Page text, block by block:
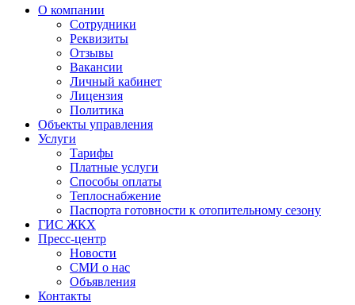
О компании
Сотрудники
Реквизиты
Отзывы
Вакансии
Личный кабинет
Лицензия
Политика
Объекты управления
Услуги
Тарифы
Платные услуги
Способы оплаты
Теплоснабжение
Паспорта готовности к отопительному сезону
ГИС ЖКХ
Пресс-центр
Новости
СМИ о нас
Объявления
Контакты